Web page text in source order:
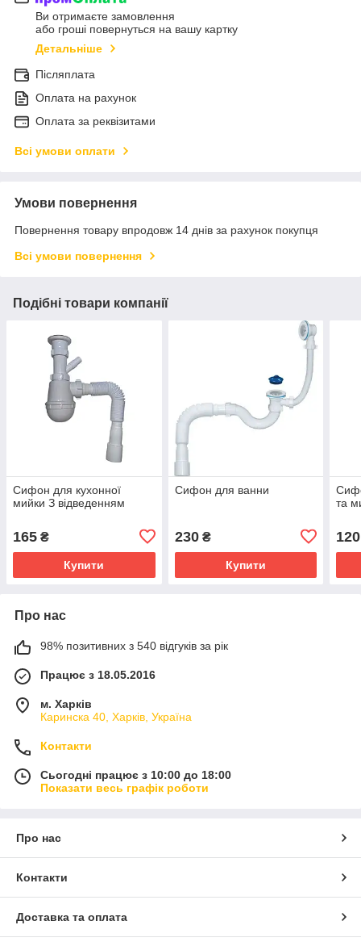
Ви отримаєте замовлення
або гроші повернуться на вашу картку
Детальніше
Післяплата
Оплата на рахунок
Оплата за реквізитами
Всі умови оплати
Умови повернення
Повернення товару впродовж 14 днів за рахунок покупця
Всі умови повернення
Подібні товари компанії
Сифон для кухонної
мийки З відведенням
165 ₴
Купити
Сифон для ванни
230₴
Купити
та
120
Про нас
98% позитивних з 540 відгуків за рік
Працює з 18.05.2016
м. Харків
Каринска 40, Харків, Україна
Контакти
Сьогодні працює з 10:00 до 18:00
Показати весь графік роботи
Про нас
Контакти
Доставка та оплата